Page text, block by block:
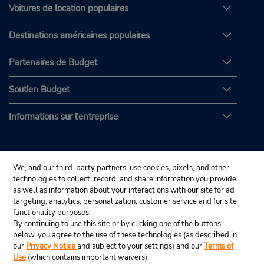
Voitures de location populaires
Destinations américaines populaires
Partenaires de Budget
Soutien Budget
Informations sur l'entreprise
We, and our third-party partners, use cookies, pixels, and other
technologies to collect, record, and share information you provide
as well as information about your interactions with our site for ad
targeting, analytics, personalization, customer service and for site
functionality purposes.
By continuing to use this site or by clicking one of the buttons
below, you agree to the use of these technologies (as described in
our Privacy Noticeand subject to your settings) and ourTerms of
Use (which contains important waivers).